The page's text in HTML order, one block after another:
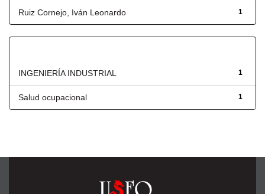
1
Ruiz Cornejo, Iván Leonardo
1
INGENIERÍA INDUSTRIAL
1
Salud ocupacional